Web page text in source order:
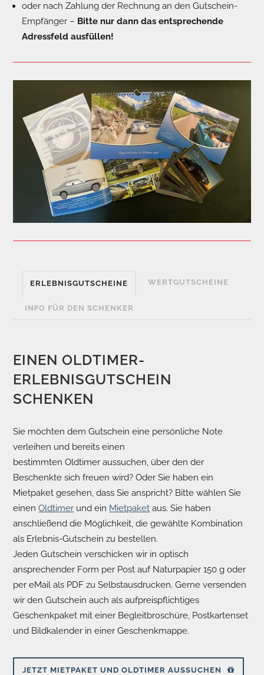
oder nach Zahlung der Rechnung an den Gutschein-
Empfänger – Bitte nur dann das entsprechende
Adressfeld ausfüllen!
ERLEBNISGUTSCHEINE WERTGUTSCHEINE
INFO FÜR DEN SCHENKER
EINEN OLDTIMER-
ERLEBNISGUTSCHEIN
SCHENKEN
Sie möchten dem Gutschein eine persönliche Note
verleihen und bereits einen
bestimmten Oldtimer aussuchen, über den der
Beschenkte sich freuen wird? Oder Sie haben ein
Mietpaket gesehen, dass Sie anspricht? Bitte wählen Sie
einenOldtimer und ein Mietpaket aus. Sie haben
anschließend die Möglichkeit, die gewählte Kombination
als Erlebnis-Gutschein zu bestellen.
Jeden Gutschein verschicken wir in optisch
ansprechender Form per Post auf Naturpapier 150 g oder
per eMail als PDF zu Selbstausdrucken. Gerne versenden
wir den Gutschein auch als aufpreispflichtiges
Geschenkpaket mit einer Begleitbroschüre, Postkartenset
und Bildkalender in einer Geschenkmappe.
JETZT MIETPAKET UND OLDTIMER AUSSUCHEN